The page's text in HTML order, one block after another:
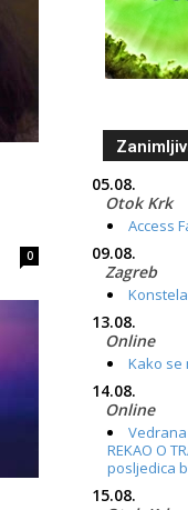
0
05.08.
Otok Krk
Access
09.08.
Zagreb
13.08.
Online
Kako se
14.08.
Online
Vedrana
REKAO O
posljedica
15.08.